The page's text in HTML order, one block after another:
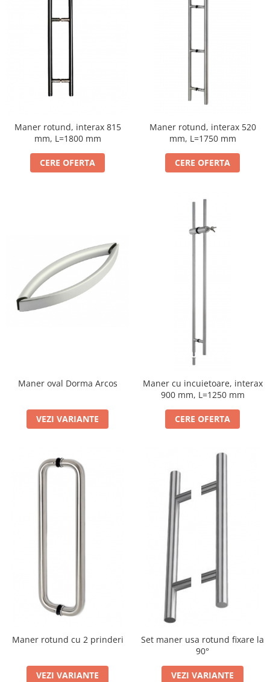
Maner rotund, interax 815
mm, L=1800 mm
CERE OFERTA
Maner rotund, interax 520
mm, L=1750 mm
CERE OFERTA
Maner oval Dorma Arcos
VEZI VARIANTE
Maner cu incuietoare, interax
900 mm, L=1250 mm
CERE OFERTA
Maner rotund cu 2 prinderi
VEZI VARIANTE
Set maner usa rotund fixare la
90°
VEZI VARIANTE